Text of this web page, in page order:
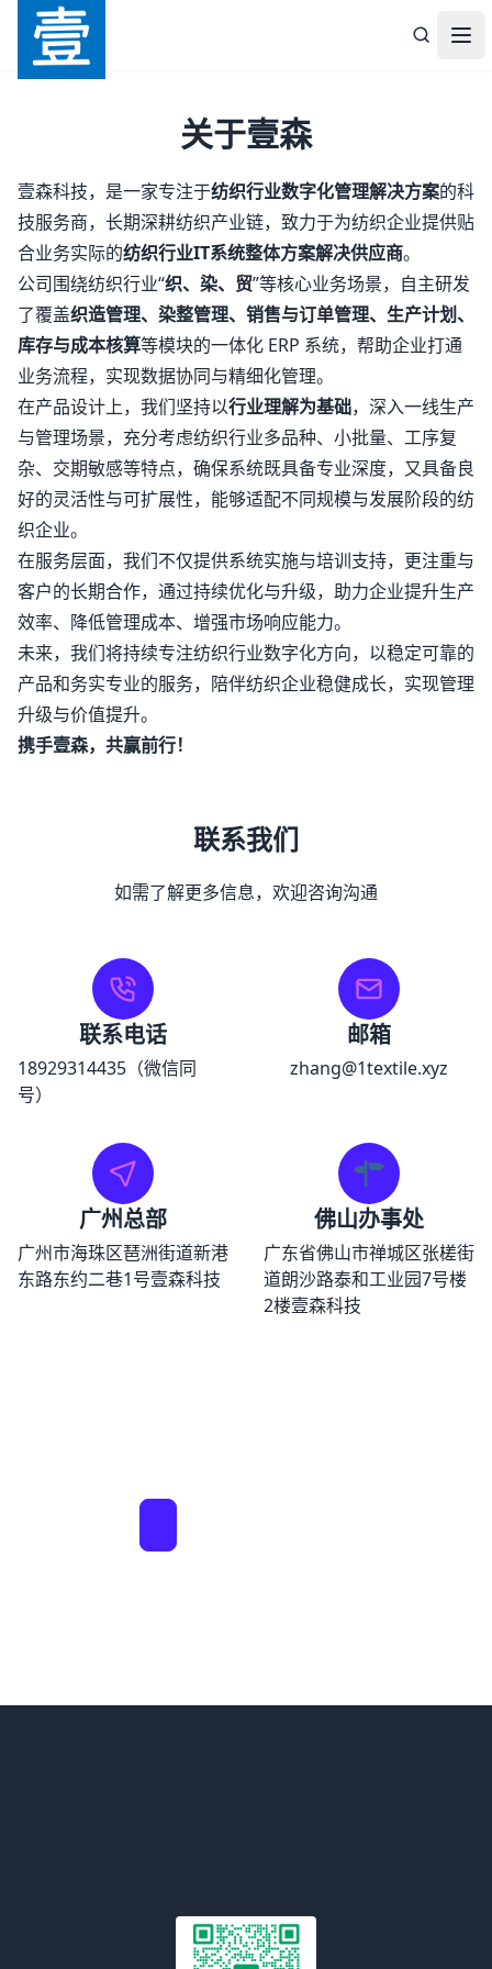
打
关于壹森
壹森科技，是一家专注于纺织行业数字化管理解决方案的科
技服务商，长期深耕纺织产业链，致力于为纺织企业提供贴
合业务实际的纺织行业IT系统整体方案解决供应商。
公司围绕纺织行业“织、染、贸”等核心业务场景，自主研发
了覆盖织造管理、染整管理、销售与订单管理、生产计划、
库存与成本核算等模块的一体化 ERP 系统，帮助企业打通
业务流程，实现数据协同与精细化管理。
在产品设计上，我们坚持以行业理解为基础，深入一线生产
与管理场景，充分考虑纺织行业多品种、小批量、工序复
杂、交期敏感等特点，确保系统既具备专业深度，又具备良
好的灵活性与可扩展性，能够适配不同规模与发展阶段的纺
织企业。
在服务层面，我们不仅提供系统实施与培训支持，更注重与
客户的长期合作，通过持续优化与升级，助力企业提升生产
效率、降低管理成本、增强市场响应能力。
未来，我们将持续专注纺织行业数字化方向，以稳定可靠的
产品和务实专业的服务，陪伴纺织企业稳健成长，实现管理
升级与价值提升。
携手壹森，共赢前行！
联系我们
如需了解更多信息，欢迎咨询沟通
联系电话
18929314435（微信同
号）
邮箱
zhang@1textile.xyz
广州总部
广州市海珠区琶洲街道新港
东路东约二巷1号壹森科技
佛山办事处
广东省佛山市禅城区张槎街
道朗沙路泰和工业园7号楼
2楼壹森科技